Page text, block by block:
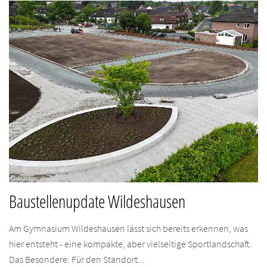
Baustellenupdate Wildeshausen
Am Gymnasium Wildeshausen lässt sich bereits erkennen, was
hier entsteht - eine kompakte, aber vielseitige Sportlandschaft.
Das Besondere: Für den Standort...